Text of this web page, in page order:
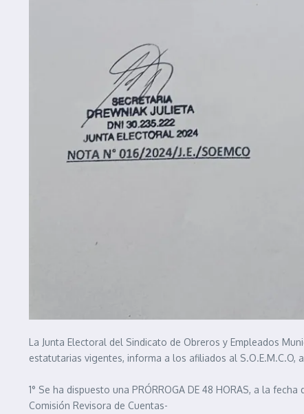
La Junta Electoral del Sindicato de Obreros y Empleados
estatutarias vigentes, informa a los afiliados al
1° Se ha dispuesto una PRÓRROGA DE 48 HORAS, a la
Comisión Revisora de Cuentas-